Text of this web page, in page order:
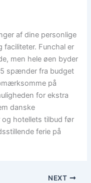
af dine personlige
Funchal er
men hele øen byder
spænder fra budget
på
for ekstra
danske
og hotellets tilbud før
ferie på
NEXT